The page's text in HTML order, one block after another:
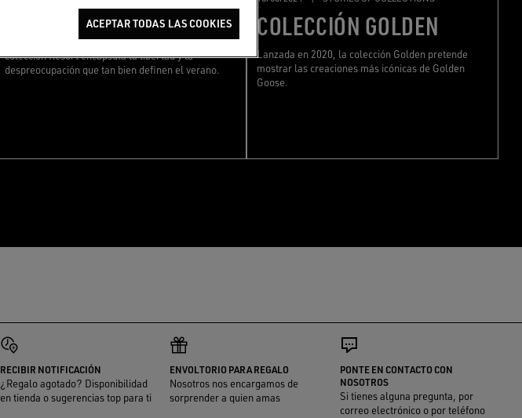
RESORT COLLECTION
Diseñada para las temporadas más cálidas, la
colección Resort encapsula la libertad y la
despreocupación que tan bien definen el verano.
COLECCIÓN GOLDEN
Lanzada en 2020, la colección Golden pretende
mostrar las creaciones más icónicas de Golden
Goose.
RECIBIR NOTIFICACIÓN
¿Regalo agotado? Disponibilidad
en tienda o sugerencias top para ti
ENVOLTORIO PARA REGALO
Nosotros nos encargamos de
sorprender a quien amas
PONTE EN CONTACTO CON
NOSOTROS
Si tienes alguna pregunta, por
correo electrónico o por teléfono
ACEPTAR TODAS LAS COOKIES